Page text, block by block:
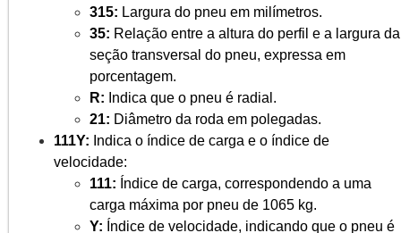
315: Largura do pneu em milímetros.
35: Relação entre a altura do perfil e a largura da
seção transversal do pneu, expressa em
porcentagem.
R: Indica que o pneu é radial.
21: Diâmetro da roda em polegadas.
111Y: Indica o índice de carga e o índice de
velocidade:
111: Índice de carga, correspondendo a uma
carga máxima por pneu de 1065 kg.
Y: Índice de velocidade, indicando que o pneu é